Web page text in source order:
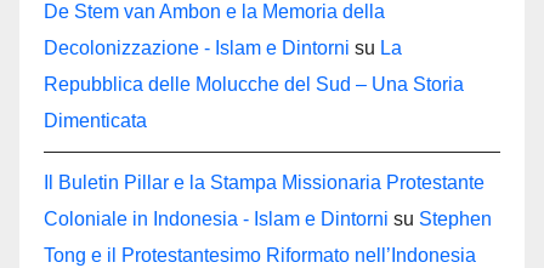
De Stem van Ambon e la Memoria della
Decolonizzazione - Islam e Dintorni su La
Repubblica delle Molucche del Sud – Una Storia
Dimenticata
Il Buletin Pillar e la Stampa Missionaria Protestante
Coloniale in Indonesia - Islam e Dintorni su Stephen
Tong e il Protestantesimo Riformato nell’Indonesia